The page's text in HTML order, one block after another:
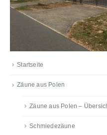
Startseite
Zäune aus Polen
Zäune aus Polen –
Schmiedezäune